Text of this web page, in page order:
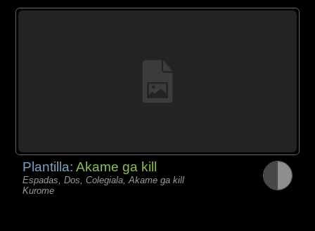
Plantilla:Akame ga kill
Espadas, Dos, Colegiala, Akame ga kill
Kurome